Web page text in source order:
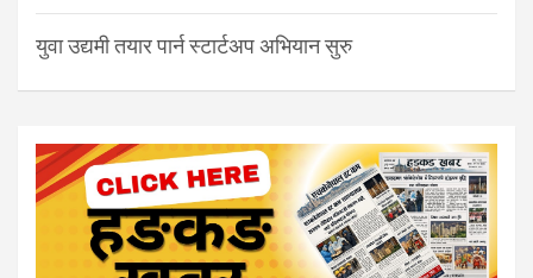
युवा उद्यमी तयार पार्न स्टार्टअप अभियान सुरु